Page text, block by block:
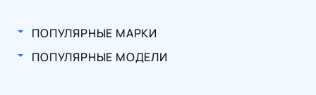
ПОПУЛЯРНЫЕ МАРКИ
ПОПУЛЯРНЫЕ МОДЕЛИ